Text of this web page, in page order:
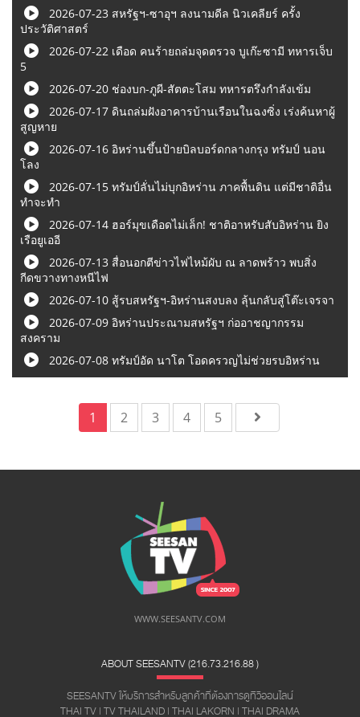
2026-07-23 สหรัฐฯ-ซาอุฯ ลงนามดีล นิวเคลียร์ ครั้ง
ประวัติศาสตร์
2026-07-22 เดือด คนร้ายถล่มจุดตรวจ บูเก๊ะซามี ทหารเจ็บ
5
2026-07-20 ช่องบก-ภูผี-สัตตะโสม ทหารตรึงกำลังเข้ม
2026-07-17 ดินถล่มฝังอาคารบ้านเรือนในฉงซิ่ง เร่งค้นหาผู้
สูญหาย
2026-07-16 อิหร่านขึ้นป้ายบิลบอร์ดกลางกรุง ทรัมป์ นอน
โลง
2026-07-15 ทรัมป์ลั่นไม่บุกอิหร่าน ภาคพื้นดิน แต่มีชาติอื่น
ทำจะทำ
2026-07-14 ฮอร์มุขเดือดไม่เล็ก! ชาติอาหรับสับอิหร่าน ยิง
เรือยูเออี
2026-07-13 สื่อนอกตีข่าวไฟไหม้ผับ ณ ลาดพร้าว พบสิ่ง
กีดขวางทางหนีไฟ
2026-07-10 สู้รบสหรัฐฯ-อิหร่านสงบลง ลุ้นกลับสู่โต๊ะเจรจา
2026-07-09 อิหร่านประณามสหรัฐฯ ก่ออาชญากรรม
สงคราม
2026-07-08 ทรัมป์อัด นาโต โอดครวญไม่ช่วยรบอิหร่าน
1 2 3 4 5
WWW.SEESANTV.COM
ABOUT SEESANTV (216.73.216.88 ​)
SEESANTV ให้บริการสำหรับลูกค้าที่ต้องการดูทีวีออนไลน์
THAI TV | TV THAILAND | THAI LAKORN | THAI DRAMA